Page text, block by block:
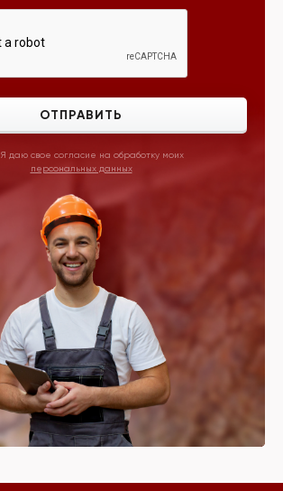
ОТПРАВИТЬ
Я даю свое согласие на обработку моих
персональных данных